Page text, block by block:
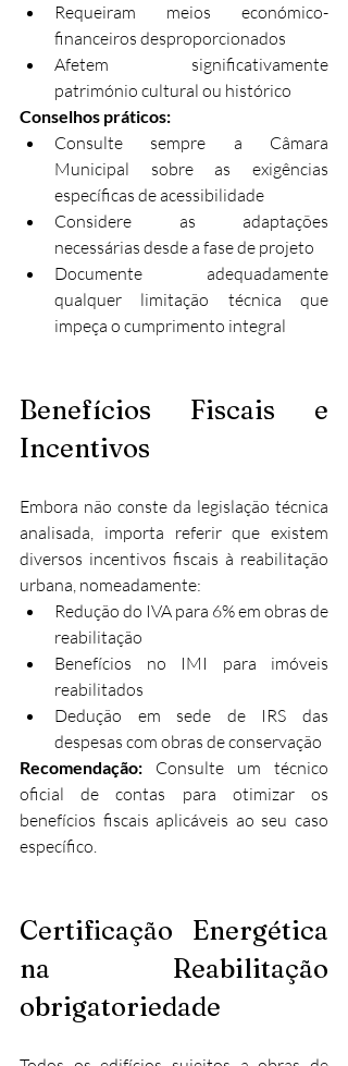
Requeiram meios económico-
financeiros desproporcionados
Afetem significativamente
património cultural ou histórico
Conselhos práticos:
Consulte sempre a Câmara
Municipal sobre as exigências
específicas de acessibilidade
Considere as adaptações
necessárias desde a fase de projeto
Documente adequadamente
qualquer limitação técnica que
impeça o cumprimento integral
Benefícios Fiscais e
Incentivos
Embora não conste da legislação técnica
analisada, importa referir que existem
diversos incentivos fiscais à reabilitação
urbana, nomeadamente:
Redução do IVA para 6% em obras de
reabilitação
Benefícios no IMI para imóveis
reabilitados
Dedução em sede de IRS das
despesas com obras de conservação
Recomendação: Consulte um técnico
oficial de contas para otimizar os
benefícios fiscais aplicáveis ao seu caso
específico.
Certificação Energética
na Reabilitação
obrigatoriedade